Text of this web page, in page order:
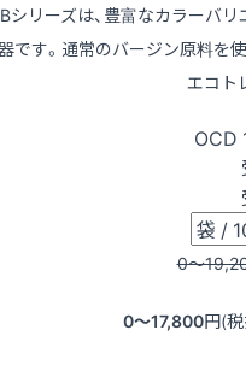
シリーズは、豊富なカラーバ
です。通常のバージン原料を
エコト
OCD
0〜
0〜17,800円(